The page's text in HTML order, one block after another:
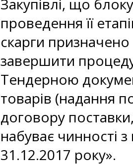
Закупівлі, що
проведення її
скарги
завершити
Тендерною
товарів (надання
договору
набуває чинності
31.12.2017 року».